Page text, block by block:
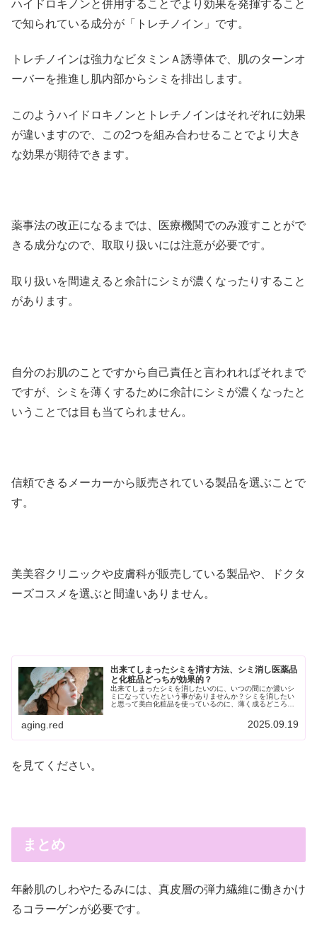
ハイドロキノンと併用することでより効果を発揮すること
で知られている成分が「トレチノイン」です。
トレチノインは強力なビタミンＡ誘導体で、肌のターンオ
ーバーを推進し肌内部からシミを排出します。
このようハイドロキノンとトレチノインはそれぞれに効果
が違いますので、この2つを組み合わせることでより大き
な効果が期待できます。
薬事法の改正になるまでは、医療機関でのみ渡すことがで
きる成分なので、取取り扱いには注意が必要です。
取り扱いを間違えると余計にシミが濃くなったりすること
があります。
自分のお肌のことですから自己責任と言われればそれまで
ですが、シミを薄くするために余計にシミが濃くなったと
いうことでは目も当てられません。
信頼できるメーカーから販売されている製品を選ぶことで
す。
美美容クリニックや皮膚科が販売している製品や、ドクタ
ーズコスメを選ぶと間違いありません。
出来てしまったシミを消す方法、シミ消し医薬品
と化粧品どっちが効果的？
出来てしまったシミを消したいのに、いつの間にか濃いシ
ミになっていたという事がありませんか？シミを消したい
と思って美白化粧品を使っているのに、薄く成るどころが
aging.red 2025.09.19
を見てください。
まとめ
年齢肌のしわやたるみには、真皮層の弾力繊維に働きかけ
るコラーゲンが必要です。